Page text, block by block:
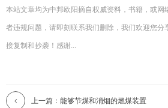
本站文章均为中邦欧阳摘自权威资料，书籍，或网
者违规问题，请即刻联系我们删除，我们欢迎您分
接复制和抄袭！感谢...
上一篇：能够节煤和消烟的燃煤装置